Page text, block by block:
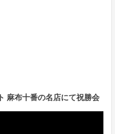
麻布十番の名店にて祝勝会